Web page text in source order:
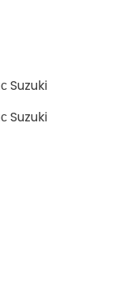
Suzuki
Suzuki